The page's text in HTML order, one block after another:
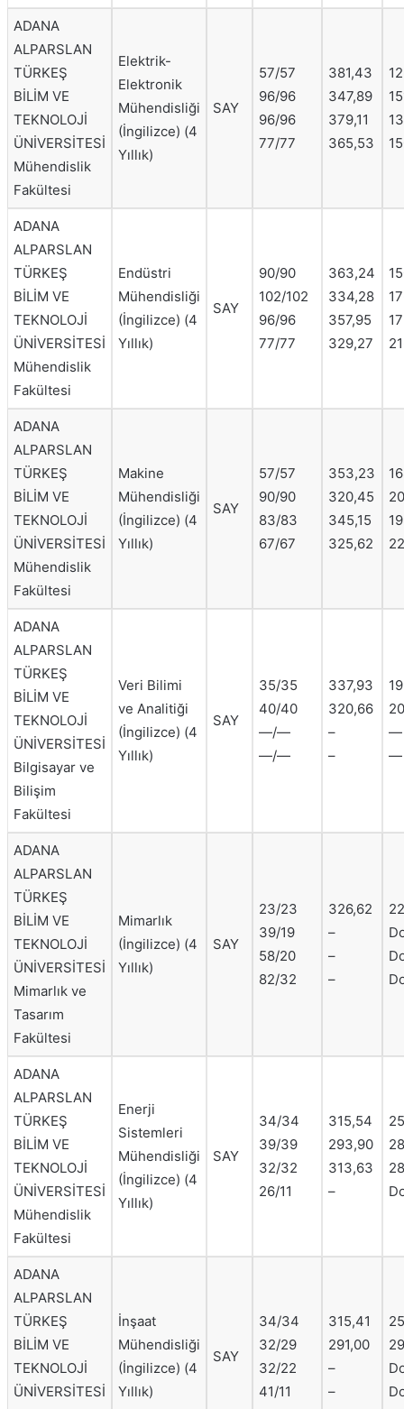
ADANA
ALPARSLAN
TÜRKEŞ
BİLİM VE
TEKNOLOJİ
ÜNİVERSİTESİ
Mühendislik
Fakültesi
Elektrik-
Elektronik
Mühendisliği
(İngilizce) (4
Yıllık)
SAY
57/57
96/96
96/96
77/77
381,43
347,89
379,11
365,53
ADANA
ALPARSLAN
TÜRKEŞ
BİLİM VE
TEKNOLOJİ
ÜNİVERSİTESİ
Mühendislik
Fakültesi
Endüstri
Mühendisliği
(İngilizce) (4
Yıllık)
SAY
90/90
102/102
96/96
77/77
363,24
334,28
357,95
329,27
ADANA
ALPARSLAN
TÜRKEŞ
BİLİM VE
TEKNOLOJİ
ÜNİVERSİTESİ
Mühendislik
Fakültesi
Makine
Mühendisliği
(İngilizce) (4
Yıllık)
SAY
57/57
90/90
83/83
67/67
353,23
320,45
345,15
325,62
ADANA
ALPARSLAN
TÜRKEŞ
BİLİM VE
TEKNOLOJİ
ÜNİVERSİTESİ
Bilgisayar ve
Bilişim
Fakültesi
Veri Bilimi
ve Analitiği
(İngilizce) (4
Yıllık)
SAY
35/35
40/40
—/—
—/—
337,93
320,66
–
–
—
—
ADANA
ALPARSLAN
TÜRKEŞ
BİLİM VE
TEKNOLOJİ
ÜNİVERSİTESİ
Mimarlık ve
Tasarım
Fakültesi
Mimarlık
(İngilizce) (4
Yıllık)
SAY
23/23
39/19
58/20
82/32
326,62
–
–
–
ADANA
ALPARSLAN
TÜRKEŞ
BİLİM VE
TEKNOLOJİ
ÜNİVERSİTESİ
Mühendislik
Fakültesi
Enerji
Sistemleri
Mühendisliği
(İngilizce) (4
Yıllık)
SAY
34/34
39/39
32/32
26/11
315,54
293,90
313,63
–
ADANA
ALPARSLAN
TÜRKEŞ
BİLİM VE
TEKNOLOJİ
ÜNİVERSİTESİ
İnşaat
Mühendisliği
(İngilizce) (4
Yıllık)
SAY
34/34
32/29
32/22
41/11
315,41
291,00
–
–